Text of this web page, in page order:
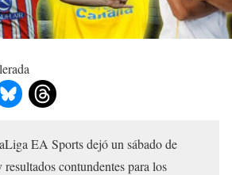
EA Sports dejó un sábado de
contundentes para los